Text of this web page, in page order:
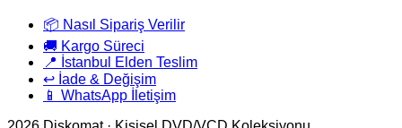
📦 Nasıl Sipariş Verilir
🚚 Kargo Süreci
📍 İstanbul Elden Teslim
↩️ İade & Değişim
📱 WhatsApp İletişim